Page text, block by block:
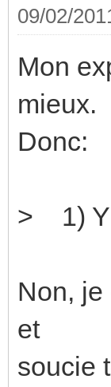
09/02/
Mon
mieux.
Donc:
> 1) Y
Non,
et
soucie